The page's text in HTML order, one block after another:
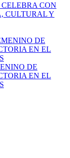
CON
CULTURAL Y
DE
EN EL